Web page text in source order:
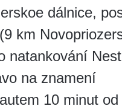
dálnice,
km
natankování
na znamení
10 minut od